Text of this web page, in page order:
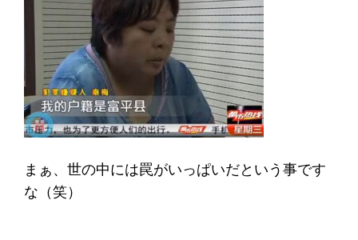
まぁ、世の中には罠がいっぱいだという事です
な（笑）